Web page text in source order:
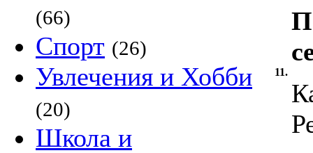
(66)
Спорт (26)
Увлечения и Хобби
(20)
Школа и
11.